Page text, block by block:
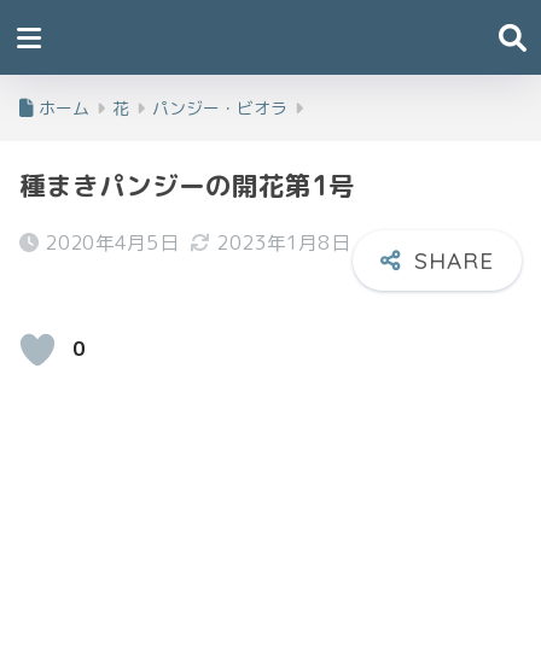
ホーム 花 パンジー・ビオラ
種まきパンジーの開花第1号
2020年4月5日 2023年1月8日
0